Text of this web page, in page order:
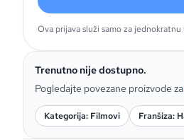
Ova prijava služi samo za
Trenutno nije dostupno.
Pogledajte povezane proizvode za
Kategorija: Filmovi Franšiza: